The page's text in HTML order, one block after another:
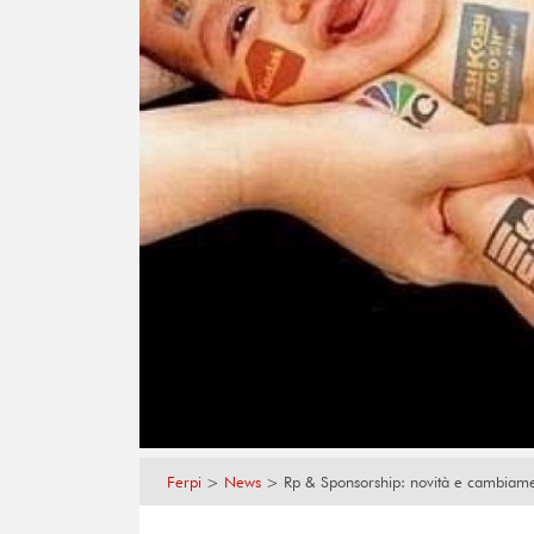
Ferpi > News > Rp & Sponsorship: novità e